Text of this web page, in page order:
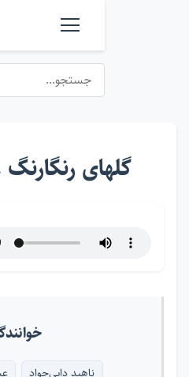
گلهای رنگارنگ ۴۰۸ - دشتی
ناهید دایی‌جواد